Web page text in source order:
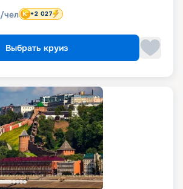
/чел +2 027
Выбрать круиз